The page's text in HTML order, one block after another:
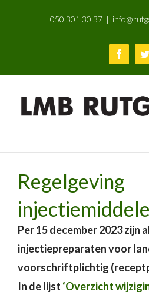
content
050 301 30 37 |
Facebook
Regelgeving
Per 15 december 2023 zijn
injectiepreparaten voor
voorschriftplichtig
In de lijst ‘Overzicht